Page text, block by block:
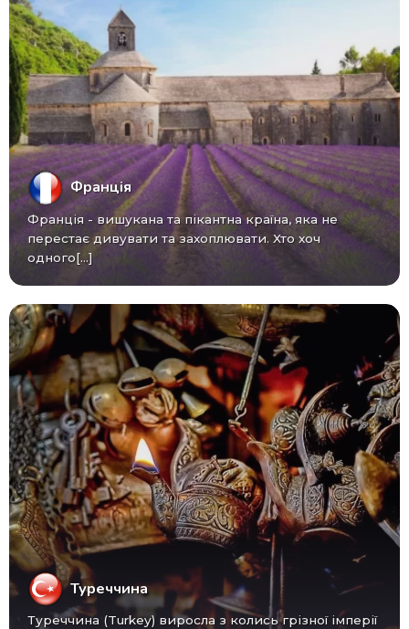
Франція
Франція - вишукана та пікантна країна, яка не
перестає дивувати та захоплювати. Хто хоч
одного[...]
Туреччина
Туреччина (Turkey) виросла з колись грізної імперії